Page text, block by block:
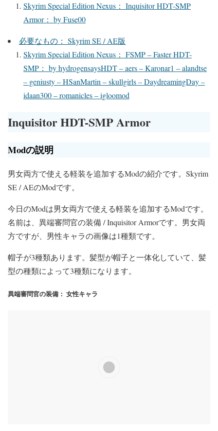
Skyrim Special Edition Nexus： Inquisitor HDT-SMP
Armor： by Fuse00
必要なもの： Skyrim SE / AE版
Skyrim Special Edition Nexus： FSMP – Faster HDT-
SMP： by hydrogensaysHDT – aers – Karonar1 – alandtse
– geniusty – HSanMartin – skullgirls – DaydreamingDay –
idaan300 – romanicles – igloomod
Inquisitor HDT-SMP Armor
Modの説明
男女両方で使える軽装を追加するModの紹介です。Skyrim
SE / AEのModです。
今日のModは男女両方で使える軽装を追加するModです。
名前は、異端審問官の装備 / Inquisitor Armorです。男女両
方ですが、男性キャラの画像は1種類です。
帽子が3種類あります。髪型が帽子と一体化していて、髪
型の種類によって3種類になります。
異端審問官の装備： 女性キャラ